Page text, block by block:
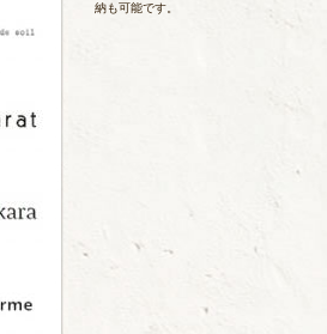
納も可能です。